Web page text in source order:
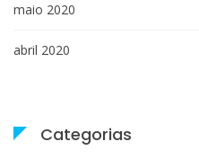
maio 2020
abril 2020
Categorias